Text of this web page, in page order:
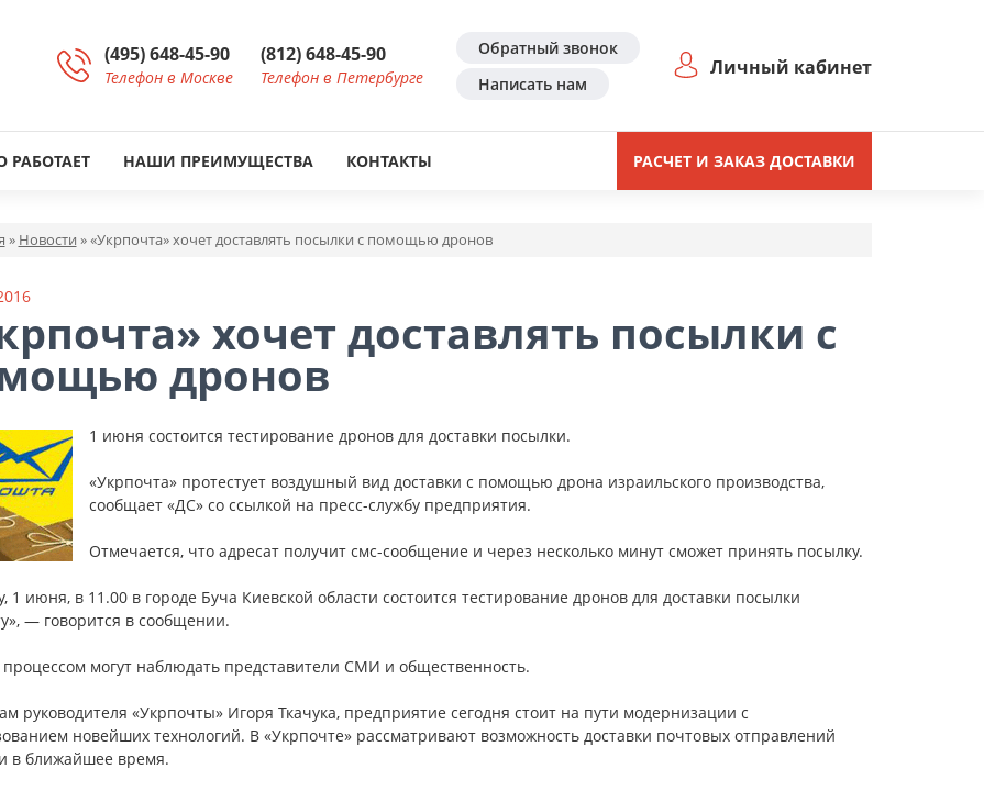
(495) 648-45-90
Телефон в Москве
(812) 648-45-90
Телефон в Петербурге
Обратный звонок
Написать нам
Личный кабинет
РАБОТАЕТ НАШИ ПРЕИМУЩЕСТВА КОНТАКТЫ РАСЧЕТ И ЗАКАЗ ДОСТАВКИ
» Новости »«Укрпочта» хочет доставлять посылки с помощью дронов
хочет доставлять посылки с
дронов
1 июня состоится тестирование дронов для доставки посылки.
«Укрпочта» протестует воздушный вид доставки с помощью дрона израильского производства,
сообщает «ДС» со ссылкой на пресс-службу предприятия.
Отмечается, что адресат получит смс-сообщение и через несколько минут сможет принять посылку.
1 июня, в 11.00 в городе Буча Киевской области состоится тестирование дронов для доставки посылки
— говорится в сообщении.
могут наблюдать представители СМИ и общественность.
руководителя «Укрпочты» Игоря Ткачука, предприятие сегодня стоит на пути модернизации с
новейших технологий. В «Укрпочте» рассматривают возможность доставки почтовых отправлений
в ближайшее время.